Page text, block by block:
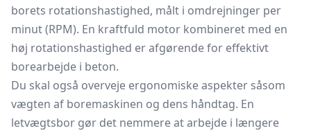
borets rotationshastighed, målt i omdrejninger per
minut (RPM). En kraftfuld motor kombineret med en
høj rotationshastighed er afgørende for effektivt
borearbejde i beton.
Du skal også overveje ergonomiske aspekter såsom
vægten af boremaskinen og dens håndtag. En
letvægtsbor gør det nemmere at arbejde i længere